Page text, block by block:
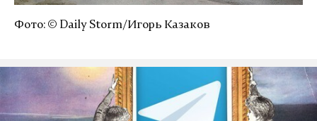
Фото: © Daily Storm/Игорь Казаков